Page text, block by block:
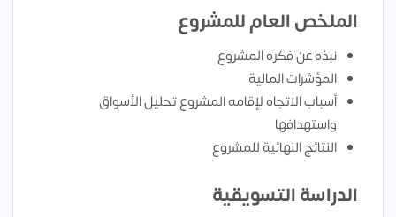
الملخص العام للمشروع
نبذه عن فكره المشروع
المؤشرات المالية
أسباب الاتجاه لإقامه المشروع تحليل الأسواق
واستهدافها
النتائج النهائية للمشروع
الدراسة التسويقية